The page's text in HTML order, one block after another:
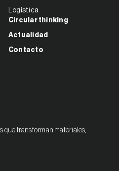
Logística
Circular thinking
Actualidad
Contacto
que transforman materiales,